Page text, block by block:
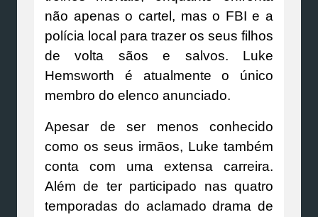
não apenas o cartel, mas o FBI e a
polícia local para trazer os seus filhos
de volta sãos e salvos. Luke
Hemsworth é atualmente o único
membro do elenco anunciado.
Apesar de ser menos conhecido
como os seus irmãos, Luke também
conta com uma extensa carreira.
Além de ter participado nas quatro
temporadas do aclamado drama de